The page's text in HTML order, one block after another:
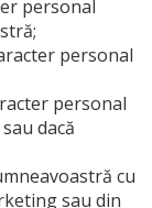
personal
;
personal
personal
dacă
cu
sau din